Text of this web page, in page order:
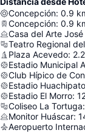
Concepción: 0.9
Concepción: 0.9
Casa del Arte
Teatro Regional
Plaza Acevedo: 2.2
Estadio Municipal
Club Hípico de
Estadio
Estadio El Morro:
Coliseo La Tortuga:
Monitor Huáscar: